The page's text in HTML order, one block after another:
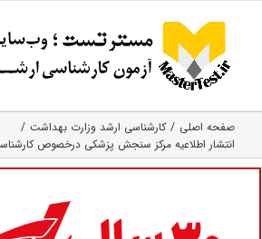
content
صفحه اصلی
کارشناسی ارشد وزارت بهداشت
انتشار اطلاعیه مرکز سنجش پزشکی درخصوص